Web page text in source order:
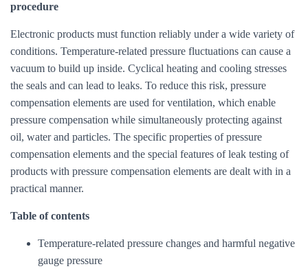
procedure
Electronic products must function reliably under a wide variety of
conditions. Temperature-related pressure fluctuations can cause a
vacuum to build up inside. Cyclical heating and cooling stresses
the seals and can lead to leaks. To reduce this risk, pressure
compensation elements are used for ventilation, which enable
pressure compensation while simultaneously protecting against
oil, water and particles. The specific properties of pressure
compensation elements and the special features of leak testing of
products with pressure compensation elements are dealt with in a
practical manner.
Table of contents
Temperature-related pressure changes and harmful negative
gauge pressure